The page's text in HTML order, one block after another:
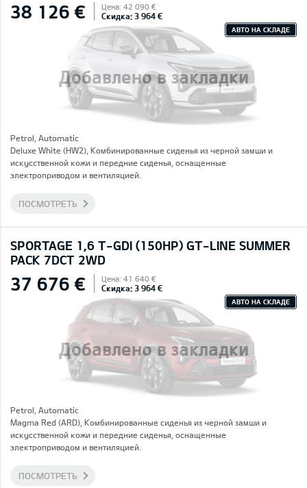
Добавлено в закладки
38 126 € Цена: 42 090 €
Скидка: 3 964 €
АВТО НА СКЛАДЕ
Petrol, Automatic
Deluxe White (HW2), Комбинированные сиденья из черной замши и
искусственной кожи и передние сиденья, оснащенные
электроприводом и вентиляцией.
ПОСМОТРЕТЬ
SPORTAGE 1,6 T-GDI (150HP) GT-LINE SUMMER
PACK 7DCT 2WD
Добавлено в закладки
37 676 € Цена: 41 640 €
Скидка: 3 964 €
АВТО НА СКЛАДЕ
Petrol, Automatic
Magma Red (ARD), Комбинированные сиденья из черной замши и
искусственной кожи и передние сиденья, оснащенные
электроприводом и вентиляцией.
ПОСМОТРЕТЬ